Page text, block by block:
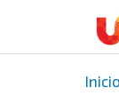
Inicio